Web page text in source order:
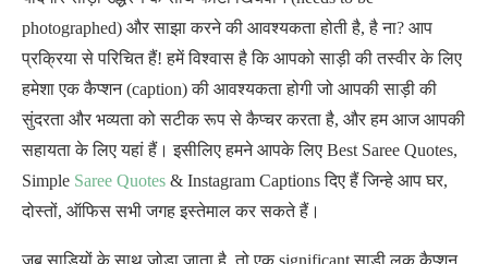
photographed) और साझा करने की आवश्यकता होती है, है ना? आप
प्रक्रिया से परिचित हैं! हमें विश्वास है कि आपको साड़ी की तस्वीर के लिए
हमेशा एक कैप्शन (caption) की आवश्यकता होगी जो आपकी साड़ी की
सुंदरता और भव्यता को सटीक रूप से कैप्चर करता है, और हम आज आपकी
सहायता के लिए यहां हैं। इसीलिए हमने आपके लिए Best Saree Quotes,
Simple Saree Quotes & Instagram Captions दिए हैं जिन्हे आप घर,
दोस्तों, ऑफिस सभी जगह इस्तेमाल कर सकते हैं।
जब साड़ियों के साथ जोड़ा जाता है, तो एक significant साड़ी लुक कैप्शन